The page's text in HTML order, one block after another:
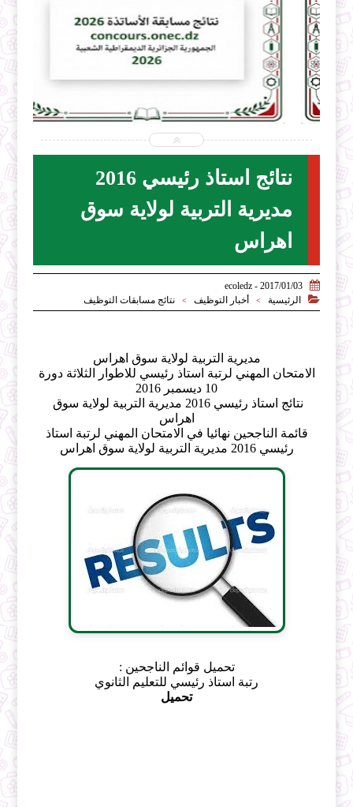
2026-07-31
ecoledz.net
نتائج استاذ رئيسي 2016
مديرية التربية لولاية سوق
اهراس

2017/01/03 - ecoledz

الرئيسية > أخبار التوظيف > نتائج مسابقات التوظيف
مديرية التربية لولاية سوق اهراس
الامتحان المهني لرتبة استاذ رئيسي للاطوار الثلاثة دورة
10 ديسمبر 2016
اهراس
قائمة الناجحين نهائيا في الامتحان المهني لرتبة استاذ
رئيسي 2016 مديرية التربية لولاية سوق اهراس
تحميل قوائم الناجحين :
رتبة استاذ رئيسي للتعليم الثانوي
تحميل